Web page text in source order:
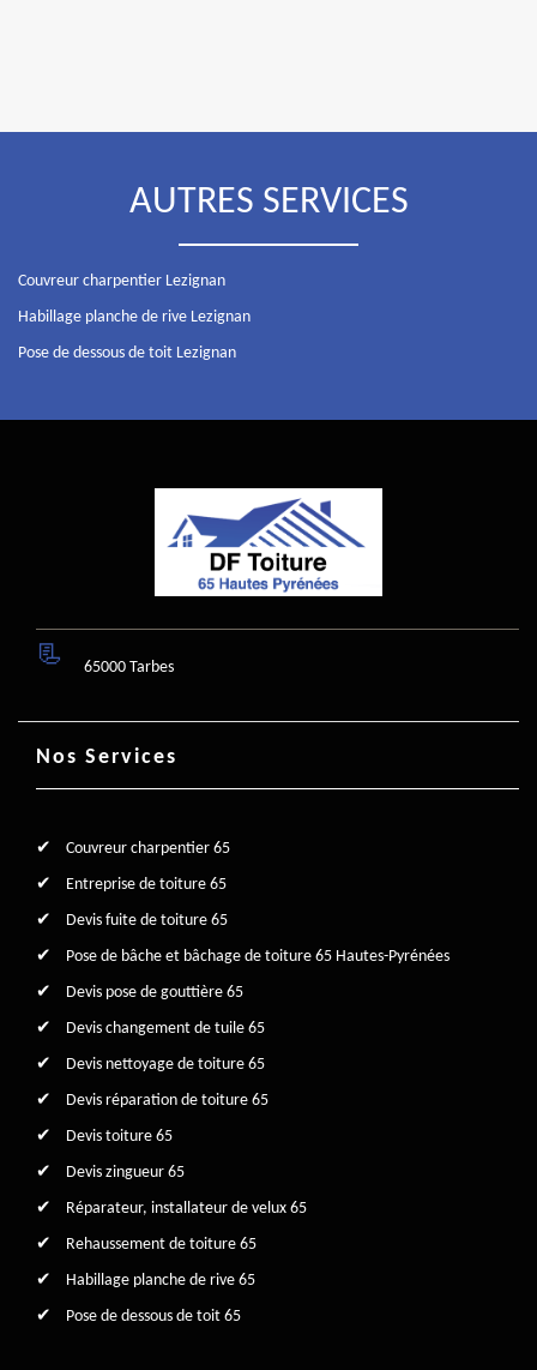
AUTRES SERVICES
Couvreur charpentier Lezignan
Habillage planche de rive Lezignan
Pose de dessous de toit Lezignan
65000 Tarbes
Nos Services
Couvreur charpentier 65
Entreprise de toiture 65
Devis fuite de toiture 65
Pose de bâche et bâchage de toiture 65 Hautes-Pyrénées
Devis pose de gouttière 65
Devis changement de tuile 65
Devis nettoyage de toiture 65
Devis réparation de toiture 65
Devis toiture 65
Devis zingueur 65
Réparateur, installateur de velux 65
Rehaussement de toiture 65
Habillage planche de rive 65
Pose de dessous de toit 65